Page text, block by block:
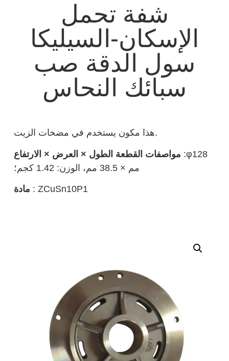
شفة تحمل
الإسكان-السيليكا
سول الدقة صب
سبائك النحاس
هذا مكون يستخدم في مضخات الزيت.
مواصفات القطعة الطول × العرض × الارتفاع :φ128
مم × 38.5 مم، الوزن: 1.42 كجم؛
مادة : ZCuSn10P1